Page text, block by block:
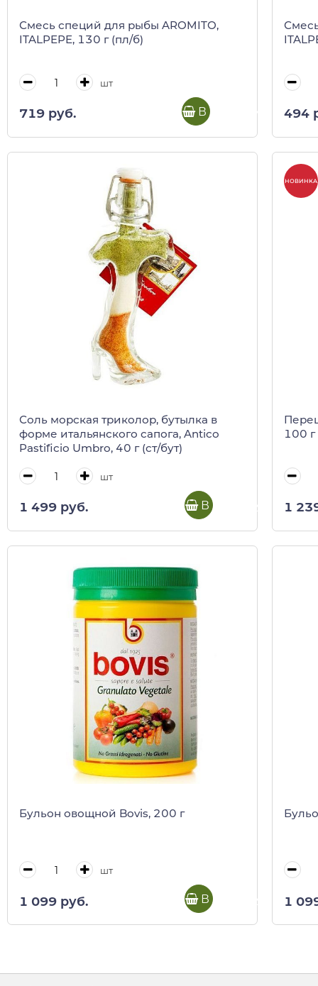
Смесь специй для рыбы AROMITO,
ITALPEPE, 130 г (пл/б)
шт
719 руб. В корзину 494
Соль морская триколор, бутылка в
форме итальянского сапога, Antico
Pastificio Umbro, 40 г (ст/бут)
шт
1 499 руб. В корзину
НОВИНКА
100 г
1
Бульон овощной Bovis, 200 г
шт
1 099 руб. В корзину 1